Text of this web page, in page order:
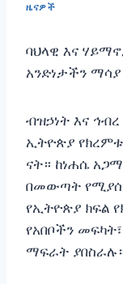
ዜናዎች
ባህላዊ እና
አንድነታችን
ብዝኃነት እና
ኢትዮጵያ
ናት። ከነሐሴ
በመውጣት
የኢትዮጵያ ክፍል
የአበቦችን
ማፍራት